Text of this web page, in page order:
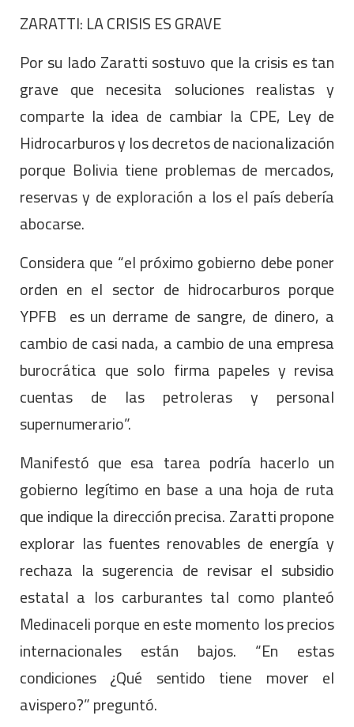
ZARATTI: LA CRISIS ES GRAVE
Por su lado Zaratti sostuvo que la crisis es tan
grave que necesita soluciones realistas y
comparte la idea de cambiar la CPE, Ley de
Hidrocarburos y los decretos de nacionalización
porque Bolivia tiene problemas de mercados,
reservas y de exploración a los el país debería
abocarse.
Considera que “el próximo gobierno debe poner
orden en el sector de hidrocarburos porque
YPFB es un derrame de sangre, de dinero, a
cambio de casi nada, a cambio de una empresa
burocrática que solo firma papeles y revisa
cuentas de las petroleras y personal
supernumerario”.
Manifestó que esa tarea podría hacerlo un
gobierno legítimo en base a una hoja de ruta
que indique la dirección precisa. Zaratti propone
explorar las fuentes renovables de energía y
rechaza la sugerencia de revisar el subsidio
estatal a los carburantes tal como planteó
Medinaceli porque en este momento los precios
internacionales están bajos. “En estas
condiciones ¿Qué sentido tiene mover el
avispero?” preguntó.